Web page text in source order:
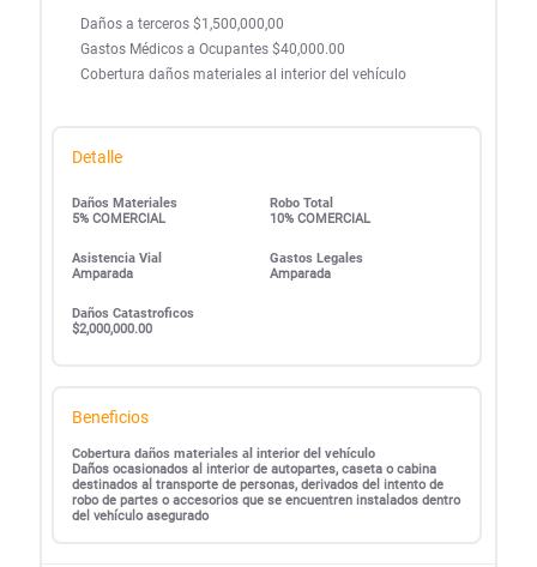
Daños a terceros $1,500,000,00
Gastos Médicos a Ocupantes $40,000.00
Cobertura daños materiales al interior del vehículo
Detalle
Daños Materiales
5% COMERCIAL
Robo Total
10% COMERCIAL
Asistencia Vial
Amparada
Gastos Legales
Amparada
Daños Catastroficos
$2,000,000.00
Beneficios
Cobertura daños materiales al interior del vehículo
Daños ocasionados al interior de autopartes, caseta o cabina
destinados al transporte de personas, derivados del intento de
robo de partes o accesorios que se encuentren instalados dentro
del vehículo asegurado